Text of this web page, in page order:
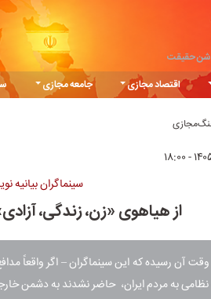
حقیقت
اقتصاد مجازی جامعه مجازی
سینماگران
از هیاهوی «زن، زندگی،
به مردم ایران، ‌ حاضر نشدند به دشمن